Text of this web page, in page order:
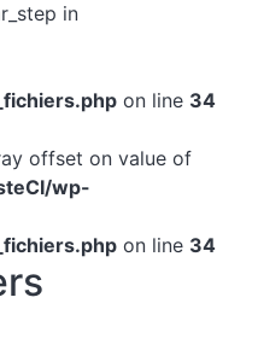
in
on line 34
offset on value of
wp-
on line 34